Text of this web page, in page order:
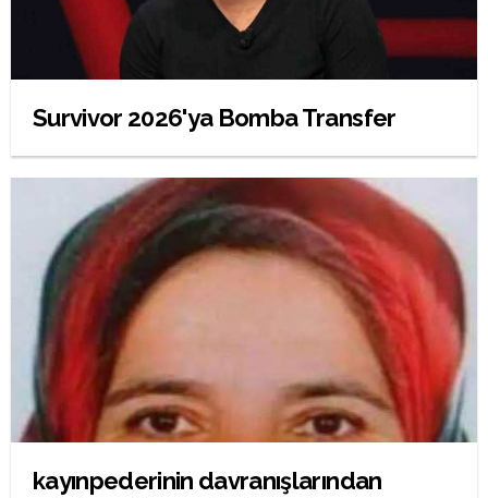
Survivor 2026'ya Bomba Transfer
kayınpederinin davranışlarından